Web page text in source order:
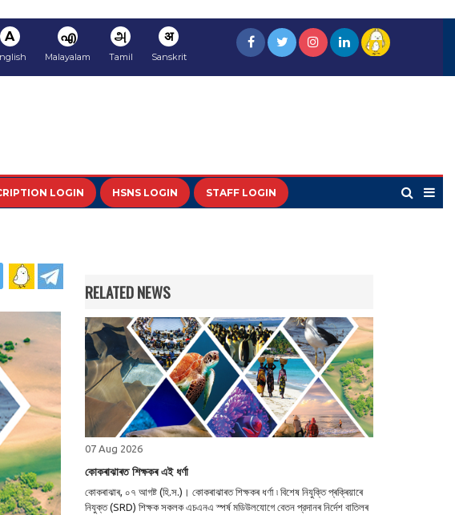
A എ
Malayalam
அ
Tamil
अ
Sanskrit
LOGIN HSNS LOGIN STAFF LOGIN
RELATED NEWS
07 Aug 2026
কোকৰাঝাৰত শিক্ষকৰ এই ধৰ্ণা
কোকৰাঝাৰ, ০৭ আগষ্ট (হি.স.)। কোকৰাঝাৰত শিক্ষকৰ ধৰ্ণা ৷ বিশেষ নিযুক্তি প্ৰক্ৰিয়াৰে
নিযুক্ত (SRD) শিক্ষক সকলক এচএনএ স্পৰ্ষ মডিউলযোগে বেতন প্রদানৰ নিৰ্দেশ বাতিলৰ